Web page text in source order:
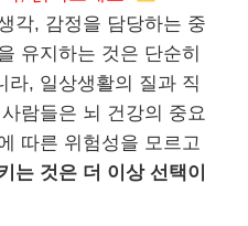
각, 감정을 담당하는 중
유지하는 것은 단순히
라, 일상생활의 질과 직
람들은 뇌 건강의 중요
따른 위험성을 모르고
는 것은 더 이상 선택이